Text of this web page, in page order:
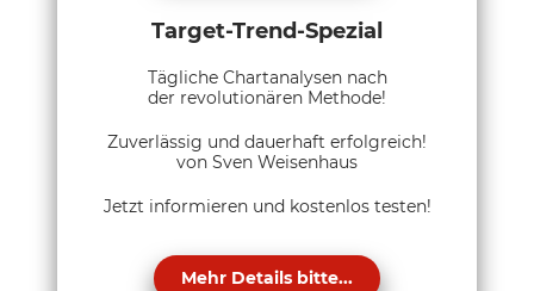
Target-Trend-Spezial
Tägliche Chartanalysen nach
der revolutionären Methode!
Zuverlässig und dauerhaft erfolgreich!
von Sven Weisenhaus
Jetzt informieren und kostenlos testen!
Mehr Details bitte...